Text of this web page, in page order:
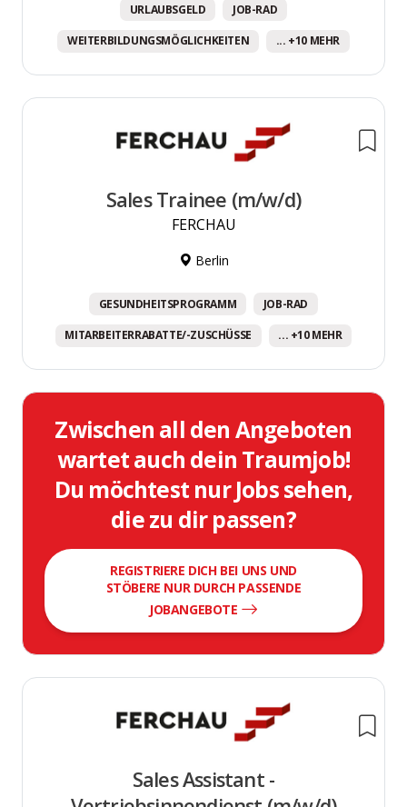
URLAUBSGELD JOB-RAD
WEITERBILDUNGSMÖGLICHKEITEN ... +10 MEHR
Sales Trainee (m/w/d)
FERCHAU
Berlin
GESUNDHEITSPROGRAMM JOB-RAD
MITARBEITERRABATTE/-ZUSCHÜSSE ... +10 MEHR
Zwischen all den Angeboten
wartet auch dein Traumjob!
Du möchtest nur Jobs sehen,
die zu dir passen?
REGISTRIERE DICH BEI UNS UND
STÖBERE NUR DURCH PASSENDE
JOBANGEBOTE
Sales Assistant -